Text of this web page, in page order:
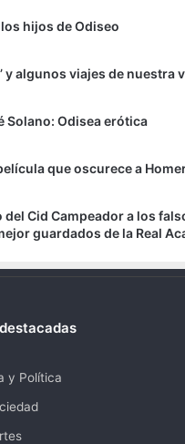
hijos de Odiseo
y algunos viajes de nuestra
Solano: Odisea erótica
que oscurece a
del Cid Campeador a los
guardados de la Real
y Política